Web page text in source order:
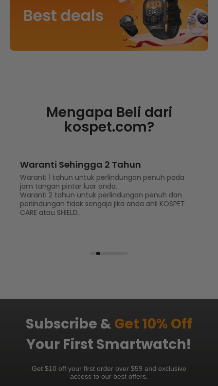
Mengapa Beli dari
kospet.com?
Waranti Sehingga 2 Tahun
Waranti 1 tahun untuk perlindungan penuh pada
jam tangan pintar luar anda.
Waranti 2 tahun untuk perlindungan penuh dan
perlindungan tidak sengaja jika anda ahli KOSPET
CARE atau SHIELD.
Subscribe & Get 10% Off
Your First Smartwatch!
Get $10 off your first order over $59 and exclusive
access to our best offers.